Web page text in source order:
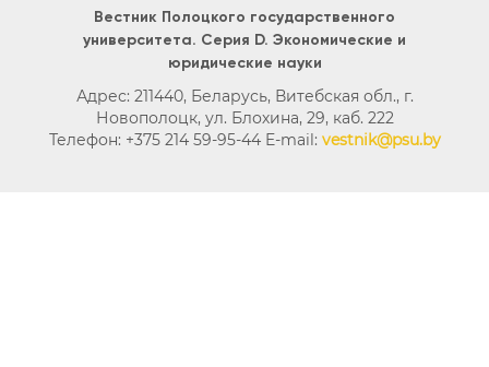
Вестник Полоцкого государственного
университета. Серия D. Экономические и
юридические науки
Адрес: 211440, Беларусь, Витебская обл., г.
Новополоцк, ул. Блохина, 29, каб. 222
Телефон: +375 214 59-95-44 E-mail: vestnik@psu.by